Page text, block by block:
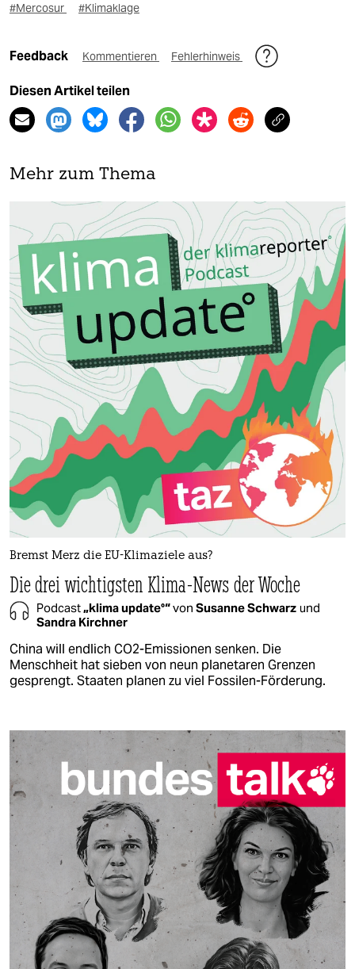
#Mercosur #Klimaklage
Feedback Kommentieren Fehlerhinweis
Diesen Artikel teilen
Mehr zum Thema
Bremst Merz die EU-Klimaziele aus?
Die drei wichtigsten Klima-News der Woche
Podcast„klima update°“von Susanne Schwarz und
Sandra Kirchner
China will endlich CO2-Emissionen senken. Die
Menschheit hat sieben von neun planetaren Grenzen
gesprengt. Staaten planen zu viel Fossilen-Förderung.